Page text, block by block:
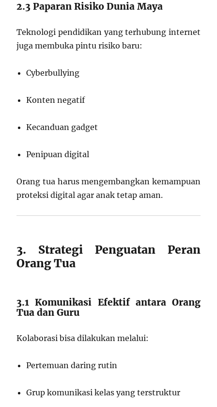
2.3 Paparan Risiko Dunia Maya
Teknologi pendidikan yang terhubung internet
juga membuka pintu risiko baru:
Cyberbullying
Konten negatif
Kecanduan gadget
Penipuan digital
Orang tua harus mengembangkan kemampuan
proteksi digital agar anak tetap aman.
3. Strategi Penguatan Peran
Orang Tua
3.1 Komunikasi Efektif antara Orang
Tua dan Guru
Kolaborasi bisa dilakukan melalui:
Pertemuan daring rutin
Grup komunikasi kelas yang terstruktur